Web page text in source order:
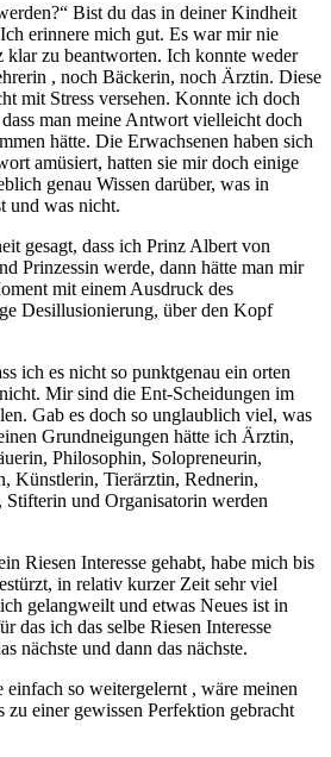
Bist du das in deiner Kindheit
erinnere mich gut. Es war mir nie
klar zu beantworten. Ich konnte weder
, noch Bäckerin, noch Ärztin. Diese
mit Stress versehen. Konnte ich doch
man meine Antwort vielleicht doch
hätte. Die Erwachsenen haben sich
amüsiert, hatten sie mir doch einige
genau Wissen darüber, was in
und was nicht.
gesagt, dass ich Prinz Albert von
Prinzessin werde, dann hätte man mir
mit einem Ausdruck des
Desillusionierung, über den Kopf
ich es nicht so punktgenau ein orten
Mir sind die Ent-Scheidungen im
Gab es doch so unglaublich viel, was
Grundneigungen hätte ich Ärztin,
Philosophin, Solopreneurin,
Künstlerin, Tierärztin, Rednerin,
und Organisatorin werden
Riesen Interesse gehabt, habe mich bis
in relativ kurzer Zeit sehr viel
gelangweilt und etwas Neues ist in
das ich das selbe Riesen Interesse
nächste und dann das nächste.
so weitergelernt , wäre meinen
zu einer gewissen Perfektion gebracht